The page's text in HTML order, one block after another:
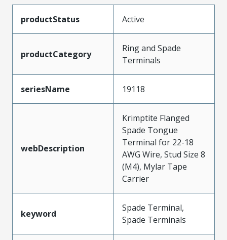
productStatus Active
productCategory
Ring and Spade
Terminals
seriesName 19118
webDescription
Krimptite Flanged
Spade Tongue
Terminal for 22-18
AWG Wire, Stud Size 8
(M4), Mylar Tape
Carrier
keyword
Spade Terminal,
Spade Terminals